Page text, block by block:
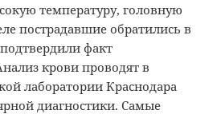
температуру, головную
пострадавшие обратились в
факт
крови проводят в
лаборатории Краснодара
диагностики. Самые